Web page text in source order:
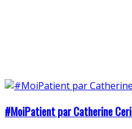
#MoiPatient par Catherine